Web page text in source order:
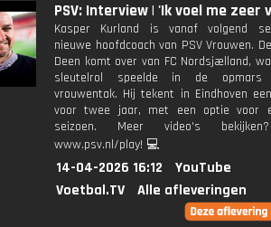
PSV: Interview | 'Ik voel me zeer
Kasper Kurland is vanaf volgend
nieuwe hoofdcoach van PSV Vrouwen.
Deen komt over van FC Nordsjælland,
sleutelrol speelde in de
vrouwentak. Hij tekent in Eindhoven
voor twee jaar, met een optie voor
seizoen. Meer video's
www.psv.nl/play! 💻
14-04-2026 16:12
YouTube
Voetbal.TV
Alle afleveringen